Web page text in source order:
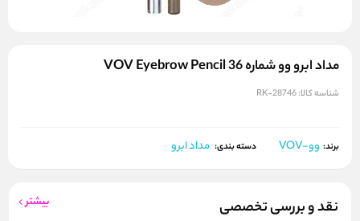
مداد ابرو وو شماره 36 VOV Eyebrow Pencil
شناسه کالا:RK-28746
برند: وو-VOV دسته بندی: مداد ابرو
نقد و بررسی تخصصی بیشتر